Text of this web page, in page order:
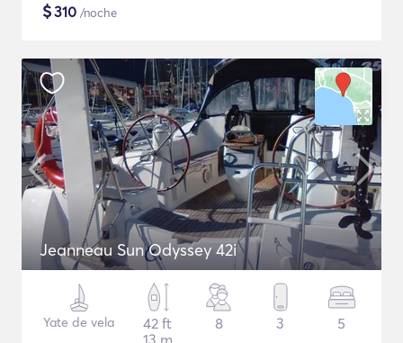
$310 /noche
Jeanneau Sun Odyssey 42i
Yate de vela
42 ft
13 m
8 3 5